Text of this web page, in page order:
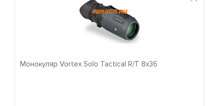
Монокуляр Vortex Solo Tactical R/T 8x36